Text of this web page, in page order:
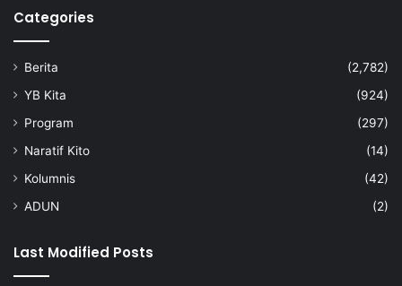
Categories
Berita
(2,782)
YB Kita
(924)
Program
(297)
Naratif Kito
(14)
Kolumnis
(42)
ADUN
(2)
Last Modified Posts